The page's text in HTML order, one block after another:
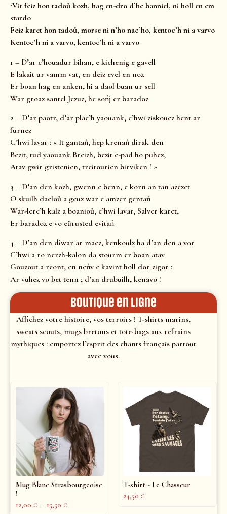
‘Vit feiz hon tadoů kozh, hag en-dro d’he banniel, ni holl en em
stardo
Feiz karet hon tadoů, morse ni n’ho nac’ho, kentoc’h ni a varvo
Kentoc’h ni a varvo, kentoc’h ni a varvo
1 – D’ar c’houadur bihan, e kichenig e gavell
E lakait ur vamm vat, en deiz evel en noz
Er boan hag en anken, hi a daol buan ur sell
War groaz santel Jezuz, he sońj er baradoz
2 – D’ar paotr, d’ar plac’h yaouank, c’hwi ziskouez hent ar
furnez
C’hwi lavar : « It gantań, hep krenań dirak den
Bezit, tud yaouank Breizh, bezit e-pad ho puhez,
Atav gwir gristenien, treitourien birviken ! »
3 – D’an den kozh, gwenn e benn, e korn an tan azezet
O skuilh daeloů a geuz war e amzer gentań
War-lerc’h kalz a boanioů, c’hwi lavar, Salver karet,
Er baradoz e vo eürusted evitań
4 – D’an den diwar ar maez, kenkoulz ha d’an den a vor
C’hwi a ro nerzh-kalon da stourm er boan atav
Gouzout a reont, en neńv e kavint holl dor zigor :
Ar vuhez vo bet tenn ; d’an drubuilh, kenavo !
Boutique en ligne
Affichez votre histoire, vos terroirs ! T-shirts marins,
sweats scouts, mugs bretons et tote-bags aux refrains
mythiques : emportez l’esprit des chants français partout
avec vous.
Mug Blanc Strasbourgeoise
!
12,00 € – 15,50 €
T-shirt - Le Chasseur
24,50 €